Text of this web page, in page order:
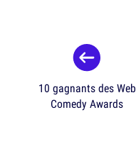
10 gagnants des Web
Comedy Awards